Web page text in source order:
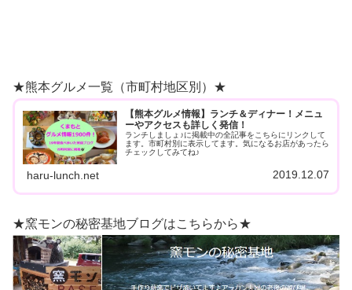
★熊本グルメ一覧（市町村地区別）★
【熊本グルメ情報】ランチ＆ディナー！メニュ
ーやアクセスも詳しく発信！
ランチしましょ♪に掲載中の全記事をこちらにリンクして
ます。市町村別に表示してます。気になるお店があったら
チェックしてみてね♪
haru-lunch.net 2019.12.07
★窯モンの秘密基地ブログはこちらから★